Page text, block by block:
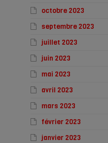
octobre 2023
septembre 2023
juillet 2023
juin 2023
mai 2023
avril 2023
mars 2023
février 2023
janvier 2023